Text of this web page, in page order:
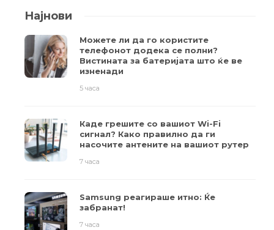
Најнови
Можете ли да го користите
телефонот додека се полни?
Вистината за батеријата што ќе ве
изненади
5 часа
Каде грешите со вашиот Wi-Fi
сигнал? Како правилно да ги
насочите антените на вашиот рутер
7 часа
Samsung реагираше итно: Ќе
забранат!
7 часа